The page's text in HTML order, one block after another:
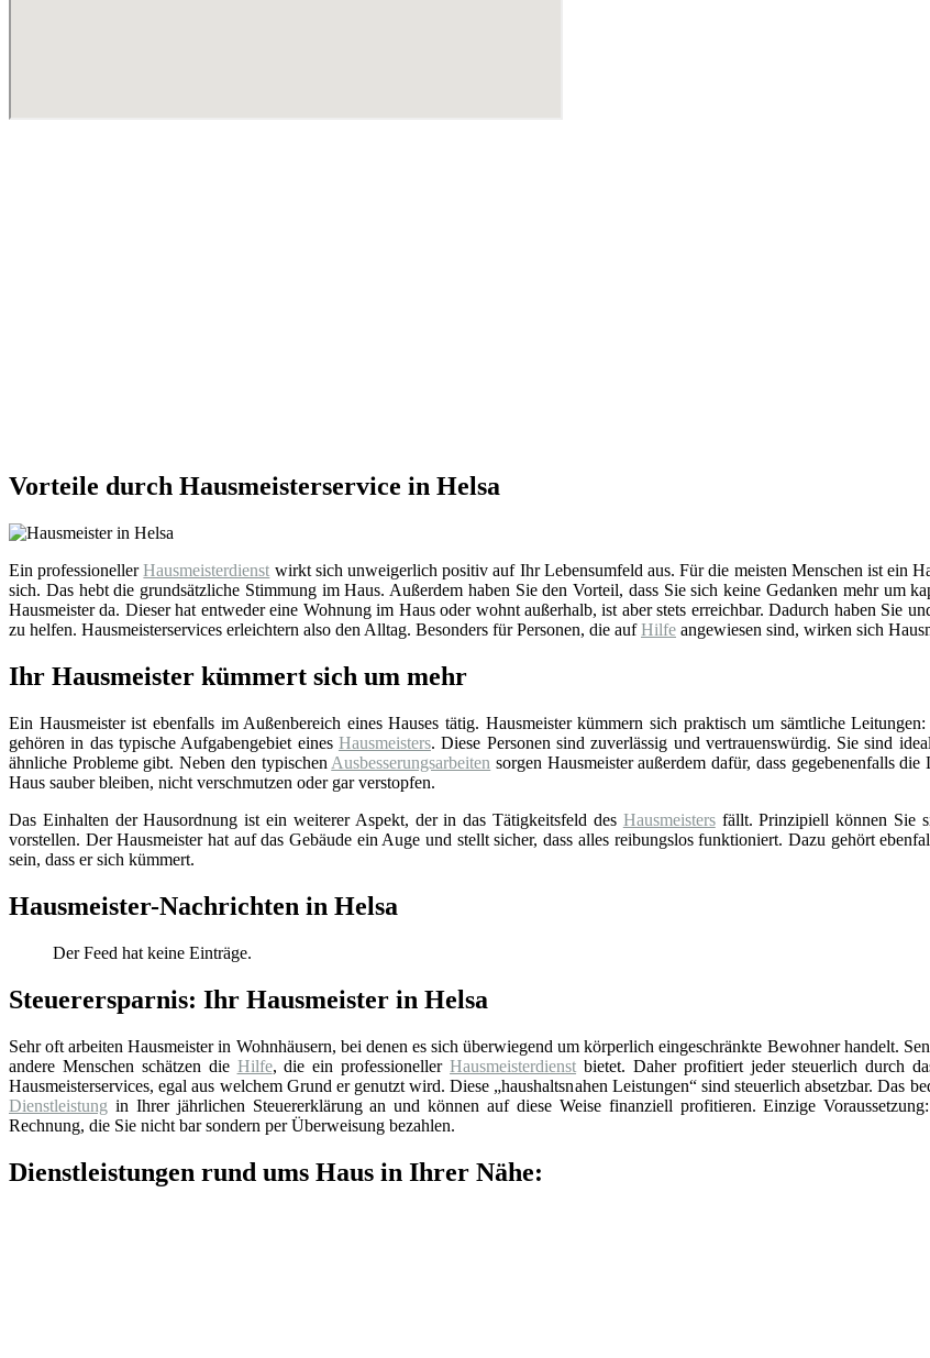
Vorteile durch Hausmeisterservice in Helsa
Ein professionellerHausmeisterdienst wirkt sich unweigerlich positiv auf Ihr Lebensumfeld aus. Für die meisten Menschen ist ein
sich. Das hebt die grundsätzliche Stimmung im Haus. Außerdem haben Sie den Vorteil, dass Sie sich keine Gedanken mehr um
Hausmeister da. Dieser hat entweder eine Wohnung im Haus oder wohnt außerhalb, ist aber stets erreichbar. Dadurch haben Sie
zu helfen. Hausmeisterservices erleichtern also den Alltag. Besonders für Personen, die aufHilfe angewiesen sind, wirken sich
Ihr Hausmeister kümmert sich um mehr
Ein Hausmeister ist ebenfalls im Außenbereich eines Hauses tätig. Hausmeister kümmern sich praktisch um sämtliche
gehören in das typische Aufgabengebiet eines Hausmeisters. Diese Personen sind zuverlässig und vertrauenswürdig. Sie sind
ähnliche Probleme gibt. Neben den typischen Ausbesserungsarbeiten sorgen Hausmeister außerdem dafür, dass gegebenenfalls
Haus sauber bleiben, nicht verschmutzen oder gar verstopfen.
Das Einhalten der Hausordnung ist ein weiterer Aspekt, der in das Tätigkeitsfeld des Hausmeistersfällt. Prinzipiell können Sie
vorstellen. Der Hausmeister hat auf das Gebäude ein Auge und stellt sicher, dass alles reibungslos funktioniert. Dazu gehört
sein, dass er sich kümmert.
Hausmeister-Nachrichten in Helsa
Der Feed hat keine Einträge.
Steuerersparnis: Ihr Hausmeister in Helsa
Sehr oft arbeiten Hausmeister in Wohnhäusern, bei denen es sich überwiegend um körperlich eingeschränkte Bewohner handelt.
andere Menschen schätzen die Hilfe, die ein professionellerHausmeisterdienst bietet. Daher profitiert jeder steuerlich durch
Hausmeisterservices, egal aus welchem Grund er genutzt wird. Diese „haushaltsnahen Leistungen“ sind steuerlich absetzbar. Das
Dienstleistung in Ihrer jährlichen Steuererklärung an und können auf diese Weise finanziell profitieren. Einzige
Rechnung, die Sie nicht bar sondern per Überweisung bezahlen.
Dienstleistungen rund ums Haus in Ihrer Nähe: